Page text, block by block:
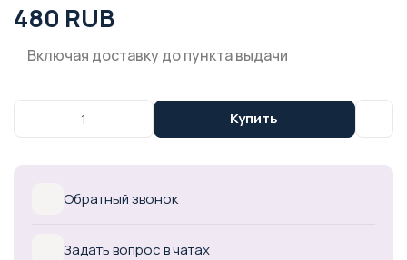
480 RUB
Включая доставку до пункта выдачи
Купить
Обратный звонок
Задать вопрос в чатах